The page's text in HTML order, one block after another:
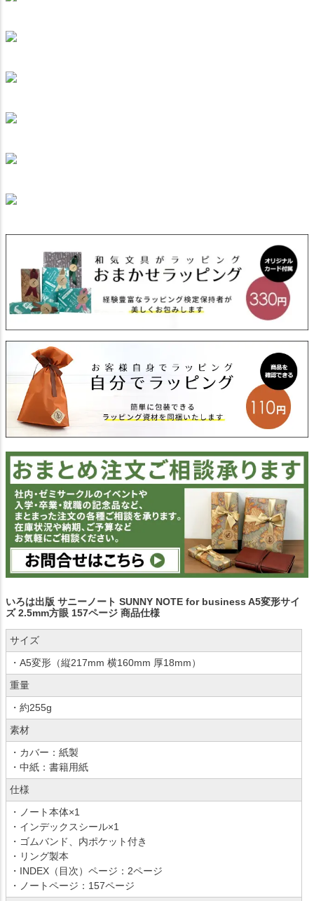
いろは出版 サニーノート SUNNY NOTE for business A5変形サイ
ズ 2.5mm方眼 157ページ 商品仕様
サイズ
・A5変形（縦217mm 横160mm 厚18mm）
重量
・約255g
素材
・カバー：紙製
・中紙：書籍用紙
仕様
・ノート本体×1
・インデックスシール×1
・ゴムバンド、内ポケット付き
・リング製本
・INDEX（目次）ページ：2ページ
・ノートページ：157ページ